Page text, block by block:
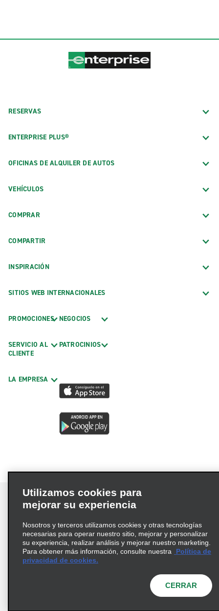
RESERVAS
ENTERPRISE PLUS®
OFICINAS DE ALQUILER DE AUTOS
VEHÍCULOS
COMPRAR
COMPARTIR
INSPIRACIÓN
SITIOS WEB INTERNACIONALES
PROMOCIONES
SERVICIO AL
CLIENTE
LA EMPRESA
NEGOCIOS
PATROCINIOS
Términos de uso
Política de privacidad
Política de cookies
Información de Salud del Consumidor
© 2026 Enterprise Holdings, Inc. Todos los derechos
Utilizamos cookies para
mejorar su experiencia
Nosotros y terceros utilizamos cookies y otras tecnologías
necesarias para operar nuestro sitio, mejorar y personalizar
su experiencia, realizar análisis y mejorar nuestro marketing.
Para obtener más información, consulte nuestra
Política de
privacidad de cookies.
CERRAR